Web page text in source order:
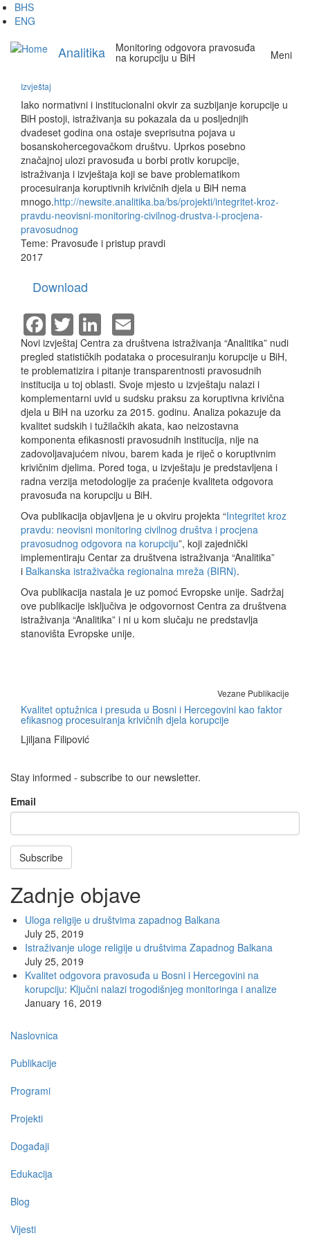
Skip
to
content
BHS
ENG
Analitika Meni
Monitoring odgovora pravosuđa
na korupciju u BiH
Izvještaj
Iako normativni i institucionalni okvir za suzbijanje korupcije u
BiH postoji, istraživanja su pokazala da u posljednjih
dvadeset godina ona ostaje sveprisutna pojava u
bosanskohercegovačkom društvu. Uprkos posebno
značajnoj ulozi pravosuđa u borbi protiv korupcije,
istraživanja i izvještaja koji se bave problematikom
procesuiranja koruptivnih krivičnih djela u BiH nema
mnogo.http://newsite.analitika.ba/bs/projekti/integritet-kroz-
pravdu-neovisni-monitoring-civilnog-drustva-i-procjena-
pravosudnog
Teme: Pravosuđe i pristup pravdi
2017
Download
Facebook
TwitterLinkedIn
Novi izvještaj Centra za društvena istraživanja “Analitika” nudi
pregled statističkih podataka o procesuiranju korupcije u BiH,
te problematizira i pitanje transparentnosti pravosudnih
institucija u toj oblasti. Svoje mjesto u izvještaju nalazi i
komplementarni uvid u sudsku praksu za koruptivna krivična
djela u BiH na uzorku za 2015. godinu. Analiza pokazuje da
kvalitet sudskih i tužilačkih akata, kao neizostavna
komponenta efikasnosti pravosudnih institucija, nije na
zadovoljavajućem nivou, barem kada je riječ o koruptivnim
krivičnim djelima. Pored toga, u izvještaju je predstavljena i
radna verzija metodologije za praćenje kvaliteta odgovora
pravosuđa na korupciju u BiH.
Ova publikacija objavljena je u okviru projekta “Integritet kroz
pravdu: neovisni monitoring civilnog društva i procjena
pravosudnog odgovora na korupciju”, koji zajednički
implementiraju Centar za društvena istraživanja “Analitika”
i Balkanska istraživačka regionalna mreža (BIRN).
Ova publikacija nastala je uz pomoć Evropske unije. Sadržaj
ove publikacije isključiva je odgovornost Centra za društvena
istraživanja “Analitika” i ni u kom slučaju ne predstavlja
stanovišta Evropske unije.
Vezane Publikacije
Kvalitet optužnica i presuda u Bosni i Hercegovini kao faktor
efikasnog procesuiranja krivičnih djela korupcije
Ljiljana Filipović
Stay informed - subscribe to our newsletter.
Email
Subscribe
Zadnje objave
Uloga religije u društvima zapadnog Balkana
July 25, 2019
Istraživanje uloge religije u društvima Zapadnog Balkana
July 25, 2019
Kvalitet odgovora pravosuđa u Bosni i Hercegovini na
korupciju: Ključni nalazi trogodišnjeg monitoringa i analize
January 16, 2019
Main
navigation
Naslovnica
Publikacije
Programi
Projekti
Događaji
Edukacija
Blog
Vijesti